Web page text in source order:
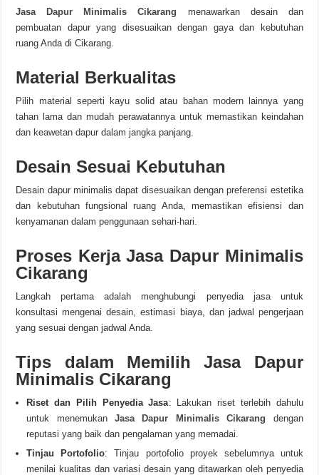
Jasa Dapur Minimalis Cikarang menawarkan desain dan
pembuatan dapur yang disesuaikan dengan gaya dan kebutuhan
ruang Anda di Cikarang.
Material Berkualitas
Pilih material seperti kayu solid atau bahan modern lainnya yang
tahan lama dan mudah perawatannya untuk memastikan keindahan
dan keawetan dapur dalam jangka panjang.
Desain Sesuai Kebutuhan
Desain dapur minimalis dapat disesuaikan dengan preferensi estetika
dan kebutuhan fungsional ruang Anda, memastikan efisiensi dan
kenyamanan dalam penggunaan sehari-hari.
Proses Kerja Jasa Dapur Minimalis
Cikarang
Langkah pertama adalah menghubungi penyedia jasa untuk
konsultasi mengenai desain, estimasi biaya, dan jadwal pengerjaan
yang sesuai dengan jadwal Anda.
Tips dalam Memilih Jasa Dapur
Minimalis Cikarang
Riset dan Pilih Penyedia Jasa: Lakukan riset terlebih dahulu
untuk menemukanJasa Dapur Minimalis Cikarang dengan
reputasi yang baik dan pengalaman yang memadai.
Tinjau Portofolio: Tinjau portofolio proyek sebelumnya untuk
menilai kualitas dan variasi desain yang ditawarkan oleh penyedia